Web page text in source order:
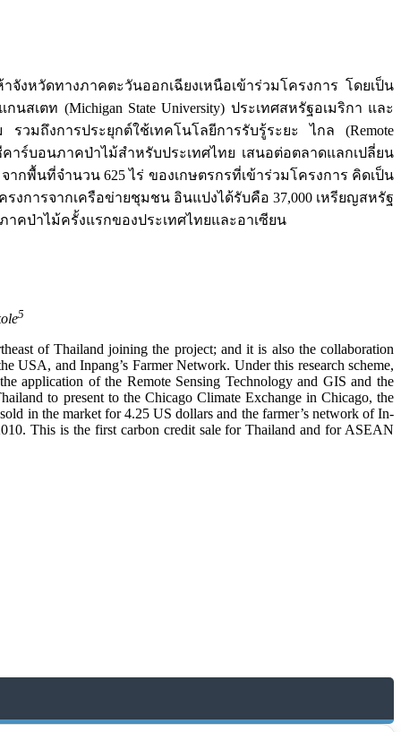
งหวัดทางภาคตะวันออกเฉียงเหนือเข้าร่วมโครงการ โดยเป็น
ตท (Michigan State University) ประเทศสหรัฐอเมริกา และ
มถึงการประยุกต์ใช้เทคโนโลยีการรับรู้ระยะ ไกล (Remote
าร์บอนภาคป่าไม้สำหรับประเทศไทย เสนอต่อตลาดแลกเปลี่ยน
กพื้นที่จำนวน 625 ไร่ ของเกษตรกรที่เข้าร่วมโครงการ คิดเป็น
งการจากเครือข่ายชุมชน อินแปงได้รับคือ 37,000 เหรียญสหรัฐ
คป่าไม้ครั้งแรกของประเทศไทยและอาเซียน
5
of Thailand joining the project; and it is also the collaboration
and Inpang’s Farmer Network. Under this research scheme,
application of the Remote Sensing Technology and GIS and the
to present to the Chicago Climate Exchange in Chicago, the
in the market for 4.25 US dollars and the farmer’s network of In-
This is the first carbon credit sale for Thailand and for ASEAN